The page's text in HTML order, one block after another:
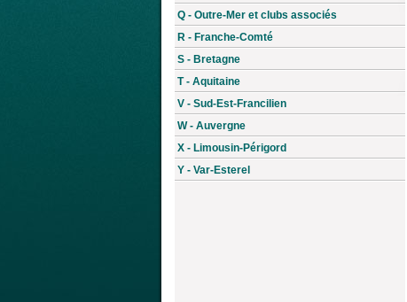
Q - Outre-Mer et clubs associés
R - Franche-Comté
S - Bretagne
T - Aquitaine
V - Sud-Est-Francilien
W - Auvergne
X - Limousin-Périgord
Y - Var-Esterel